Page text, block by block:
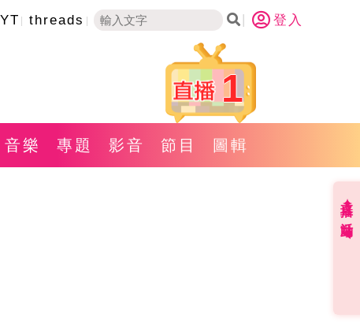
YT threads 登入
1
音樂 專題 影音 節目 圖輯
直播✦活動